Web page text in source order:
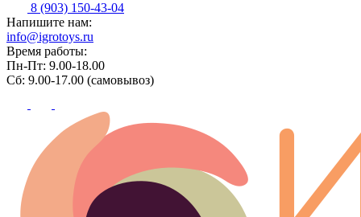
8 (903) 150-43-04
Напишите нам:
info@igrotoys.ru
Время работы:
Пн-Пт: 9.00-18.00
Сб: 9.00-17.00 (самовывоз)